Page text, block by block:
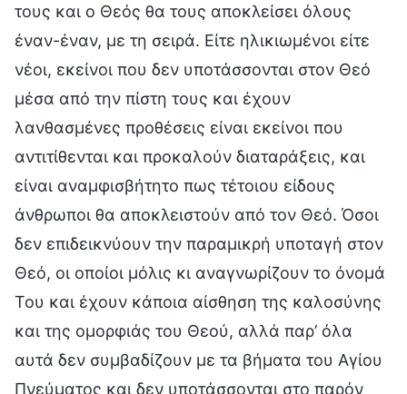
τους και ο Θεός θα τους αποκλείσει όλους
έναν-έναν, με τη σειρά. Είτε ηλικιωμένοι είτε
νέοι, εκείνοι που δεν υποτάσσονται στον Θεό
μέσα από την πίστη τους και έχουν
λανθασμένες προθέσεις είναι εκείνοι που
αντιτίθενται και προκαλούν διαταράξεις, και
είναι αναμφισβήτητο πως τέτοιου είδους
άνθρωποι θα αποκλειστούν από τον Θεό. Όσοι
δεν επιδεικνύουν την παραμικρή υποταγή στον
Θεό, οι οποίοι μόλις κι αναγνωρίζουν το όνομά
Του και έχουν κάποια αίσθηση της καλοσύνης
και της ομορφιάς του Θεού, αλλά παρ’ όλα
αυτά δεν συμβαδίζουν με τα βήματα του Αγίου
Πνεύματος και δεν υποτάσσονται στο παρόν